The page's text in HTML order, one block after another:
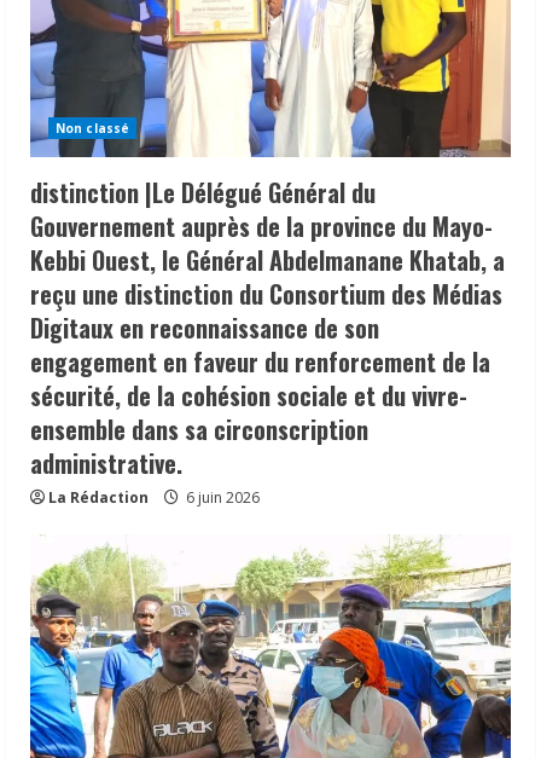
Non classé
distinction |Le Délégué Général du
Gouvernement auprès de la province du Mayo-
Kebbi Ouest, le Général Abdelmanane Khatab, a
reçu une distinction du Consortium des Médias
Digitaux en reconnaissance de son
engagement en faveur du renforcement de la
sécurité, de la cohésion sociale et du vivre-
ensemble dans sa circonscription
administrative.
La Rédaction 6 juin 2026